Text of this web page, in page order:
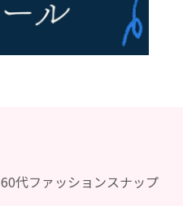
60代ファッションスナップ